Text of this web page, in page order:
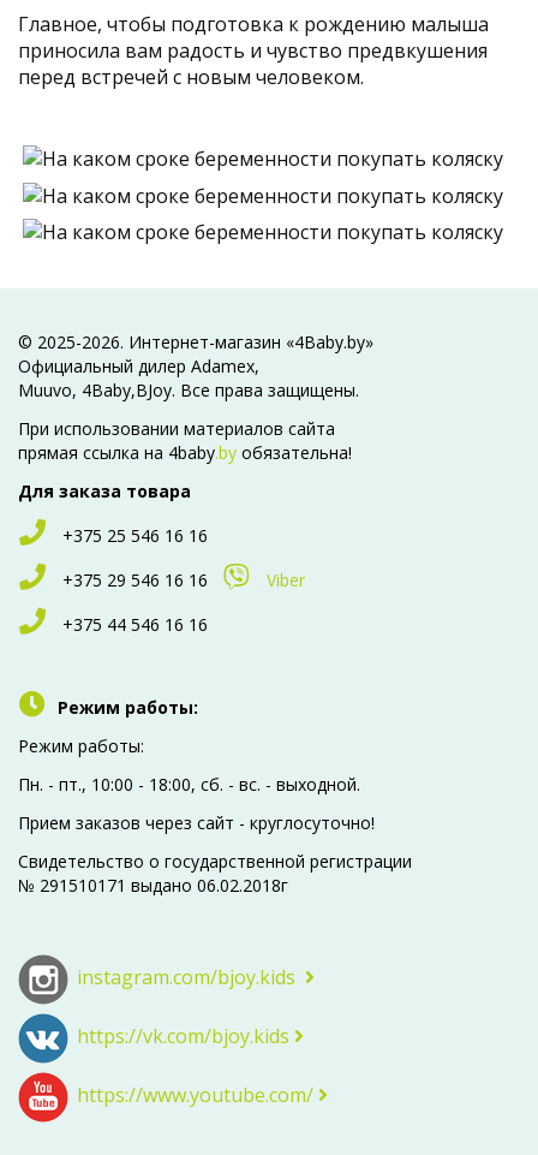
Главное, чтобы подготовка к рождению малыша
приносила вам радость и чувство предвкушения
перед встречей с новым человеком.
© 2025-2026. Интернет-магазин «4Baby.by»
Официальный дилер Adamex,
Muuvo, 4Baby,BJoy. Все права защищены.
При использовании материалов сайта
прямая ссылка на 4baby.by обязательна!
Для заказа товара
+375 25 546 16 16
+375 29 546 16 16
Viber
+375 44 546 16 16
Режим работы:
Режим работы:
Пн. - пт., 10:00 - 18:00, сб. - вc. - выходной.
Прием заказов через сайт - круглосуточно!
Свидетельство о государственной регистрации
№ 291510171 выдано 06.02.2018г
instagram.com/bjoy.kids
https://vk.com/bjoy.kids
https://www.youtube.com/